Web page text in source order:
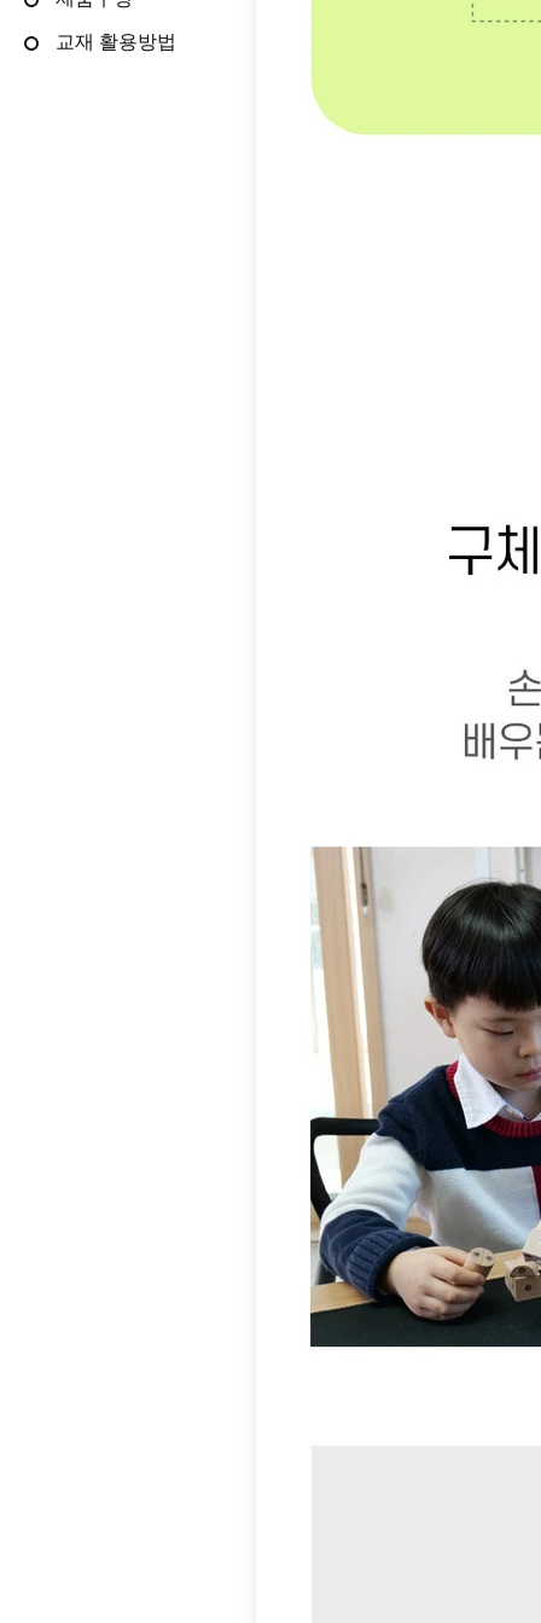
교재 활용방법